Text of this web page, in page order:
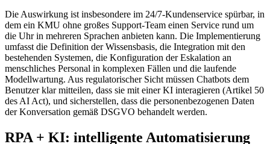
Die Auswirkung ist insbesondere im 24/7-Kundenservice spürbar, in
dem ein KMU ohne großes Support-Team einen Service rund um
die Uhr in mehreren Sprachen anbieten kann. Die Implementierung
umfasst die Definition der Wissensbasis, die Integration mit den
bestehenden Systemen, die Konfiguration der Eskalation an
menschliches Personal in komplexen Fällen und die laufende
Modellwartung. Aus regulatorischer Sicht müssen Chatbots dem
Benutzer klar mitteilen, dass sie mit einer KI interagieren (Artikel 50
des AI Act), und sicherstellen, dass die personenbezogenen Daten
der Konversation gemäß DSGVO behandelt werden.
RPA + KI: intelligente Automatisierung